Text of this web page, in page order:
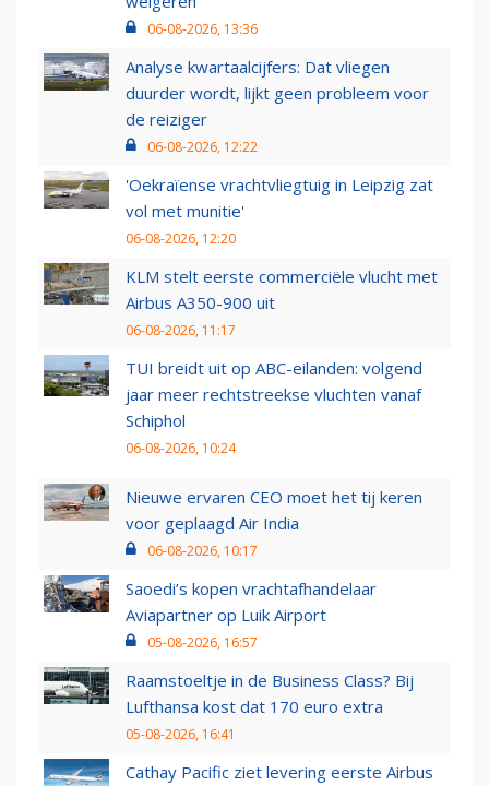
06-08-2026, 13:36
Analyse kwartaalcijfers: Dat vliegen
duurder wordt, lijkt geen probleem voor
de reiziger
06-08-2026, 12:22
'Oekraïense vrachtvliegtuig in Leipzig zat
vol met munitie'
06-08-2026, 12:20
KLM stelt eerste commerciële vlucht met
Airbus A350-900 uit
06-08-2026, 11:17
TUI breidt uit op ABC-eilanden: volgend
jaar meer rechtstreekse vluchten vanaf
Schiphol
06-08-2026, 10:24
Nieuwe ervaren CEO moet het tij keren
voor geplaagd Air India
06-08-2026, 10:17
Saoedi’s kopen vrachtafhandelaar
Aviapartner op Luik Airport
05-08-2026, 16:57
Raamstoeltje in de Business Class? Bij
Lufthansa kost dat 170 euro extra
05-08-2026, 16:41
Cathay Pacific ziet levering eerste Airbus